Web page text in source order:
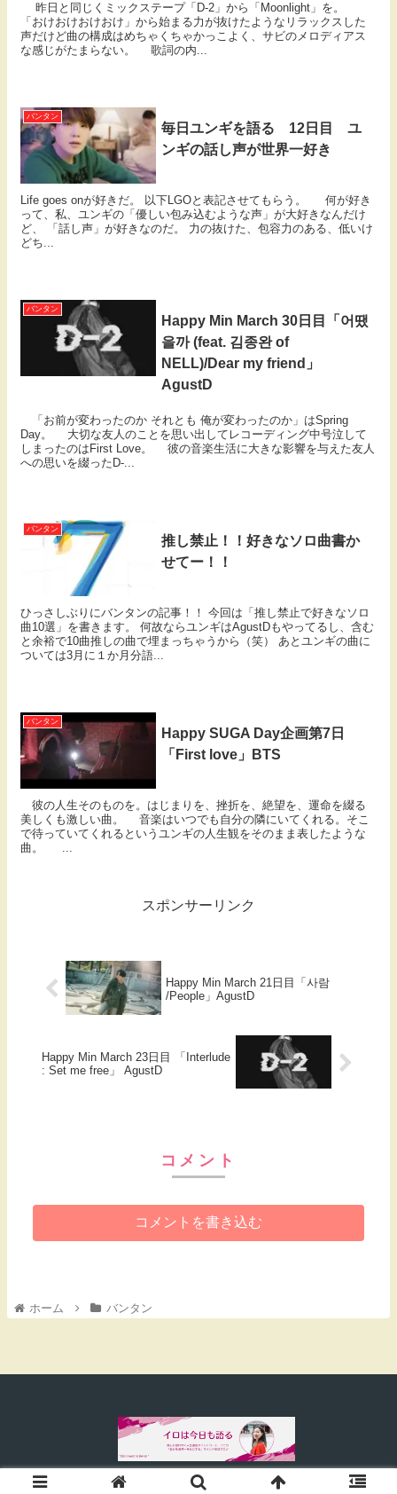
昨日と同じくミックステープ「D-2」から「Moonlight」を。
「おけおけおけおけ」から始まる力が抜けたようなリラックスした
声だけど曲の構成はめちゃくちゃかっこよく、サビのメロディアス
な感じがたまらない。 歌詞の内...
バンタン
毎日ユンギを語る 12日目 ユ
ンギの話し声が世界一好き
Life goes onが好きだ。 以下LGOと表記させてもらう。 何が好き
って、私、ユンギの「優しい包み込むような声」が大好きなんだけ
ど、 「話し声」が好きなのだ。 力の抜けた、包容力のある、低いけ
どち...
バンタン
Happy Min March 30日目「어땠
을까 (feat. 김종완 of
NELL)/Dear my friend」
AgustD
「お前が変わったのか それとも 俺が変わったのか」はSpring
Day。 大切な友人のことを思い出してレコーディング中号泣して
しまったのはFirst Love。 彼の音楽生活に大きな影響を与えた友人
への思いを綴ったD-...
バンタン
推し禁止！！好きなソロ曲書か
せてー！！
ひっさしぶりにバンタンの記事！！ 今回は「推し禁止で好きなソロ
曲10選」を書きます。 何故ならユンギはAgustDもやってるし、含む
と余裕で10曲推しの曲で埋まっちゃうから（笑） あとユンギの曲に
ついては3月に１か月分語...
バンタン
Happy SUGA Day企画第7日
「First love」BTS
彼の人生そのものを。はじまりを、挫折を、絶望を、運命を綴る
美しくも激しい曲。 音楽はいつでも自分の隣にいてくれる。そこ
で待っていてくれるというユンギの人生観をそのまま表したような
曲。 ...
スポンサーリンク
Happy Min March 21日目「사람
/People」AgustD
Happy Min March 23日目 「Interlude
: Set me free」 AgustD
コメント
コメントを書き込む
ホーム バンタン
© 2022 イロは今日も語る.